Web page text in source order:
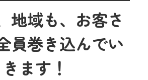
地域も、お客さ
員巻き込んでい
きます ！